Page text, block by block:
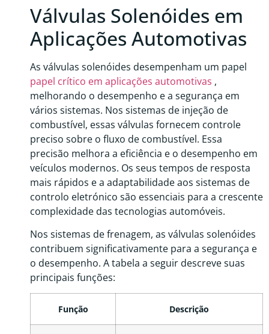
Válvulas Solenóides em
Aplicações Automotivas
As válvulas solenóides desempenham um papel
papel crítico em aplicações automotivas ,
melhorando o desempenho e a segurança em
vários sistemas. Nos sistemas de injeção de
combustível, essas válvulas fornecem controle
preciso sobre o fluxo de combustível. Essa
precisão melhora a eficiência e o desempenho em
veículos modernos. Os seus tempos de resposta
mais rápidos e a adaptabilidade aos sistemas de
controlo eletrónico são essenciais para a crescente
complexidade das tecnologias automóveis.
Nos sistemas de frenagem, as válvulas solenóides
contribuem significativamente para a segurança e
o desempenho. A tabela a seguir descreve suas
principais funções:
Função Descrição